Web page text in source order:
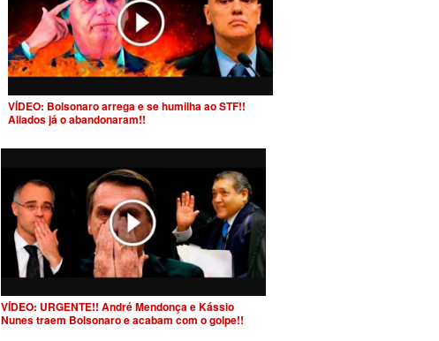
VÍDEO: Bolsonaro arrega e se humilha ao STF!!
Aliados já o abandonaram!!
VÍDEO: URGENTE!! André Mendonça e Kássio
Nunes traem Bolsonaro e acabam com o golpe!!